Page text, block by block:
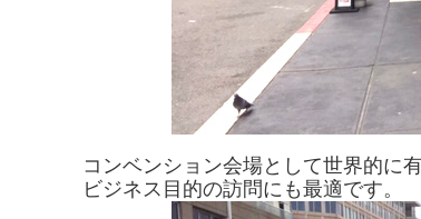
コンベンション会場として世界的に
ビジネス目的の訪問にも最適です。